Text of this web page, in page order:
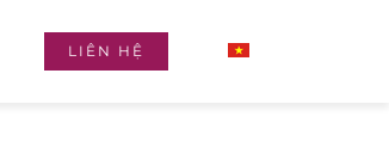
LIÊN HỆ